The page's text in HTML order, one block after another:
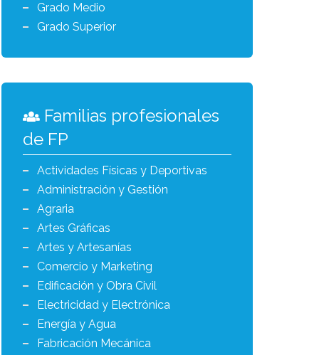
Grado Medio
Grado Superior
Familias profesionales
de FP
Actividades Físicas y Deportivas
Administración y Gestión
Agraria
Artes Gráficas
Artes y Artesanías
Comercio y Marketing
Edificación y Obra Civil
Electricidad y Electrónica
Energía y Agua
Fabricación Mecánica